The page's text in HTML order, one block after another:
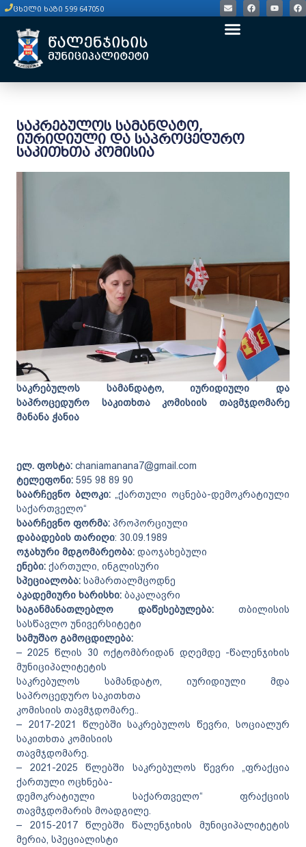
ცხელი ხაზი 599 647050
საკრებულოს სამანდატო,
იურიდიული და საპროცედურო
საკითხთა კომისია
საკრებულოს სამანდატო, იურიდიული და
საპროცედურო საკითხთა კომისიის თავმჯდომარე
მანანა ჭანია
ელ. ფოსტა:chaniamanana7@gmail.com
ტელეფონი:595 98 89 90
საარჩევნო ბლოკი:„ქართული ოცნება-დემოკრატიული
საქართველო“
საარჩევნო ფორმა:პროპორციული
დაბადების თარიღი: 30.09.1989
ოჯახური მდგომარეობა:დაოჯახებული
ენები:ქართული, ინგლისური
სპეციალობა:სამართალმცოდნე
აკადემიური ხარისხი:ბაკალავრი
საგანმანათლებლო დაწესებულება: თბილისის
სასწავლო უნივერსიტეტი
სამუშაო გამოცდილება:
– 2025 წლის 30 ოქტომბრიდან დღემდე -წალენჯიხის
მუნიციპალიტეტის
საკრებულოს სამანდატო, იურიდიული მდა
საპროცედურო საკითხთა
კომისიის თავმჯდომარე..
– 2017-2021 წლებში საკრებულოს წევრი, სოციალურ
საკითხთა კომისიის
თავმჯდომარე.
– 2021-2025 წლებში საკრებულოს წევრი „ფრაქცია
ქართული ოცხნება-
დემოკრატიული საქართველო“ ფრაქციის
თავმჯდომარის მოადგილე.
– 2015-2017 წლებში წალენჯიხის მუნიციპალიტეტის
მერია, სპეციალისტი